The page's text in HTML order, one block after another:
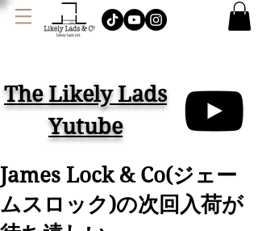
AMES LOCK & CO. ハット イギリス
The Likely Lads
Yutube
James Lock & Co(ジェー
ムスロック)の次回入荷が